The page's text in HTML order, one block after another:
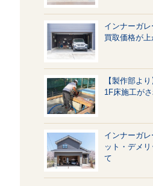
インナーガ
買取価格が上
【製作部よ
1F床施工がさ
インナーガレ
ット・デメ
て